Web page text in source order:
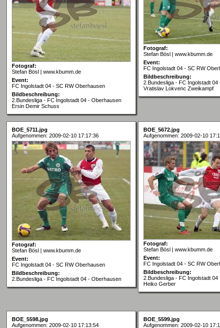
Fotograf:
Stefan Bösl | www.kbumm.de
Event:
FC Ingolstadt 04 - SC RW Oberhausen
Bildbeschreibung:
2.Bundesliga - FC Ingolstadt 04 - Oberhausen
Ersin Demir Schuss
Fotograf:
Stefan Bösl | www.kbumm.de
Event:
FC Ingolstadt 04 - SC RW
Bildbeschreibung:
2.Bundesliga - FC Ingolstadt
Vratislav Lokvenc Zweikampf
BOE_5711.jpg
Aufgenommen: 2009-02-10 17:17:36
Fotograf:
Stefan Bösl | www.kbumm.de
Event:
FC Ingolstadt 04 - SC RW Oberhausen
Bildbeschreibung:
2.Bundesliga - FC Ingolstadt 04 - Oberhausen
BOE_5672.jpg
Aufgenommen: 2009-02-10
Fotograf:
Stefan Bösl | www.kbumm.de
Event:
FC Ingolstadt 04 - SC RW
Bildbeschreibung:
2.Bundesliga - FC Ingolstadt
Heiko Gerber
BOE_5598.jpg
Aufgenommen: 2009-02-10 17:13:54
BOE_5599.jpg
Aufgenommen: 2009-02-10